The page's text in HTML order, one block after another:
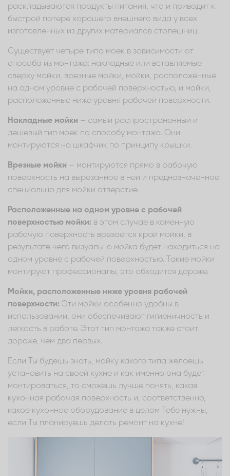
раскладываются продукты питания, что и приводит к
быстрой потере хорошего внешнего вида у всех
изготовленных из других материалов столешниц.
Существует четыре типа моек в зависимости от
способа из монтажа: накладные или вставляемые
сверху мойки, врезные мойки, мойки, расположенные
на одном уровне с рабочей поверхностью, и мойки,
расположенные ниже уровня рабочей поверхности.
Накладные мойки – самый распространенный и
дешевый тип моек по способу монтажа. Они
монтируются на шкафчик по принципу крышки.
Врезные мойки – монтируются прямо в рабочую
поверхность на вырезанное в ней и предназначенное
специально для мойки отверстие.
Расположенные на одном уровне с рабочей
поверхностью мойки: в этом случае в каменную
рабочую поверхность врезается край мойки, в
результате чего визуально мойка будет находиться на
одном уровне с рабочей поверхностью. Такие мойки
монтируют профессионалы, это обходится дороже.
Мойки, расположенные ниже уровня рабочей
поверхности: Эти мойки особенно удобны в
использовании, они обеспечивают гигиеничность и
легкость в работе. Этот тип монтажа также стоит
дороже, чем два первых.
Если Ты будешь знать, мойку какого типа желаешь
установить на своей кухне и как именно она будет
монтироваться, то сможешь лучше понять, какая
кухонная рабочая поверхность и, соответственно,
какое кухонное оборудование в целом Тебе нужны,
если Ты планируешь делать ремонт на кухне!